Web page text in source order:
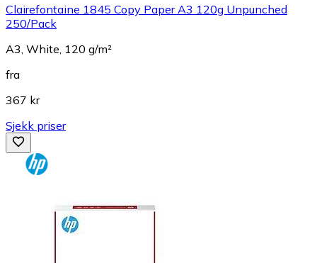
Clairefontaine 1845 Copy Paper A3 120g Unpunched
250/Pack
A3, White, 120 g/m²
fra
367 kr
Sjekk priser